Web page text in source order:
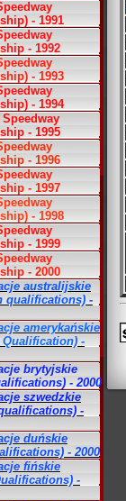
- 1991
- 1992
- 1993
- 1994
- 1995
- 1996
- 1997
- 1998
- 1999
- 2000
australijskie
qualifications) -
amerykańskie
Qualification) -
brytyjskie
- 2000
szwedzkie
-
duńskie
- 2000
fińskie
-